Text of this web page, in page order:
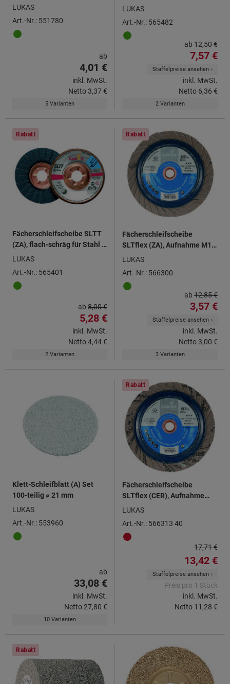
LUKAS
Art.-Nr.: 551780
ab
4,01 €
inkl. MwSt.
Netto 3,37 €
5 Varianten
für INOX ⌀ 125 mm
LUKAS
Art.-Nr.: 565482
ab 12,50 €
7,57 €
Staffelpreise ansehen
inkl. MwSt.
Netto 6,36 €
2 Varianten
Rabatt
Fächerschleifscheibe SLTT
(ZA), flach-schräg für Stahl ⌀
115 mm
LUKAS
Art.-Nr.: 565401
ab 8,00 €
5,28 €
inkl. MwSt.
Netto4,44 €
2 Varianten
Rabatt
Fächerschleifscheibe
SLTflex (ZA), Aufnahme M14
⌀ 115 mm
LUKAS
Art.-Nr.: 566300
ab 12,85 €
3,57 €
Staffelpreise ansehen
inkl. MwSt.
Netto 3,00 €
3 Varianten
Klett-Schleifblatt (A) Set
100-teilig ⌀ 21 mm
LUKAS
Art.-Nr.: 553960
ab
33,08 €
inkl. MwSt.
Netto27,80 €
10 Varianten
Rabatt
Fächerschleifscheibe
SLTflex (CER), Aufnahme
M14, ⌀ 125 mm, Körnung: 40
LUKAS
Art.-Nr.: 566313 40
17,71 €
13,42 €
Staffelpreise ansehen
Preis pro 1 Stück
inkl. MwSt.
Netto 11,28 €
Rabatt